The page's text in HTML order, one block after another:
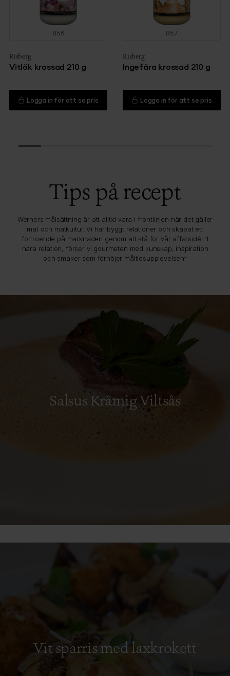
856
Risberg
Vitlök krossad 210 g
Logga in för att se pris
857
Risberg
Ingefära krossad 210 g
Logga in för att se pris
Tips på recept
Werners målsättning är att alltid vara i frontlinjen när det gäller
mat och matkultur. Vi har byggt relationer och skapat ett
förtroende på marknaden genom att stå för vår affärsidé: ”I
nära relation, förser vi gourmeten med kunskap, inspiration
och smaker som förhöjer måltidsupplevelsen”
Salsus Krämig Viltsås
Vit sparris med laxkrokett